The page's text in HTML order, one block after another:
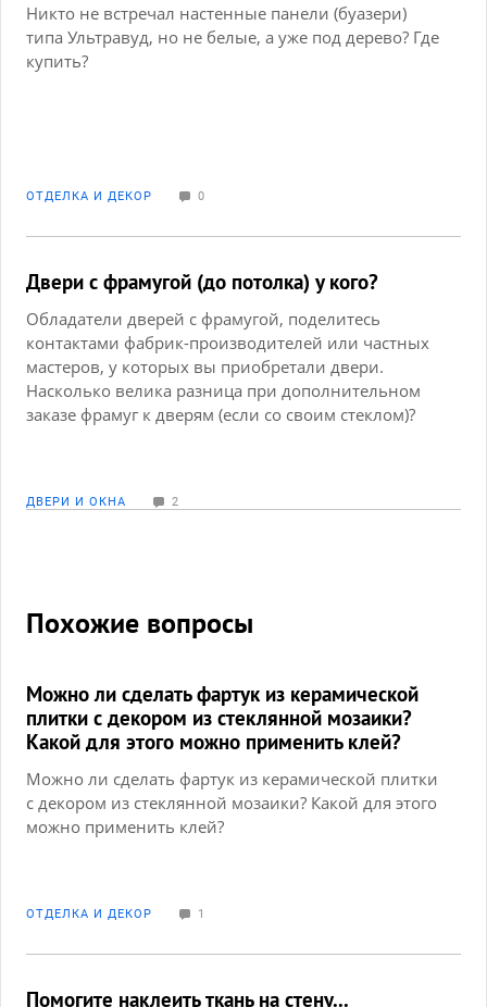
Никто не встречал настенные панели (буазери)
типа Ультравуд, но не белые, а уже под дерево? Где
купить?
ОТДЕЛКА И ДЕКОР 0
Двери с фрамугой (до потолка) у кого?
Обладатели дверей с фрамугой, поделитесь
контактами фабрик-производителей или частных
мастеров, у которых вы приобретали двери.
Насколько велика разница при дополнительном
заказе фрамуг к дверям (если со своим стеклом)?
ДВЕРИ И ОКНА 2
Похожие вопросы
Можно ли сделать фартук из керамической
плитки с декором из стеклянной мозаики?
Какой для этого можно применить клей?
Можно ли сделать фартук из керамической плитки
с декором из стеклянной мозаики? Какой для этого
можно применить клей?
ОТДЕЛКА И ДЕКОР 1
Помогите наклеить ткань на стену...